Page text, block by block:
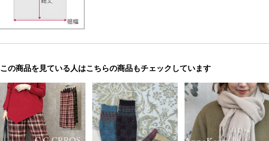
この商品を見ている人はこちらの商品もチェックしています